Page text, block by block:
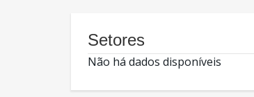
Setores
Não há dados disponíveis